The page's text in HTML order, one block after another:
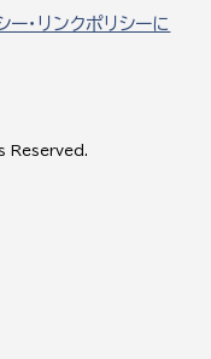
・リンクポリシーに